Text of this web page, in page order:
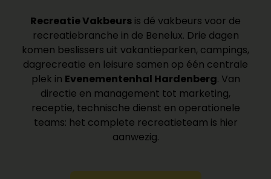
Recreatie Vakbeurs is dé vakbeurs voor de
recreatiebranche in de Benelux. Drie dagen
komen beslissers uit vakantieparken, campings,
dagrecreatie en leisure samen op één centrale
plek in Evenementenhal Hardenberg. Van
directie en management tot marketing,
receptie, technische dienst en operationele
teams: het complete recreatieteam is hier
aanwezig.